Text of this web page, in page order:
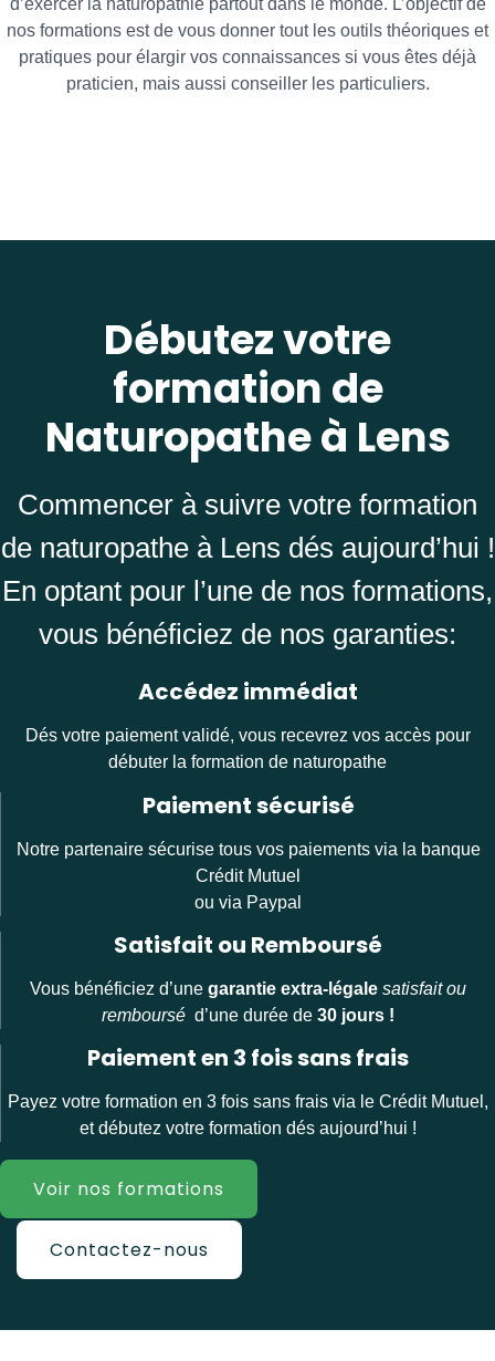
d’exercer la naturopathie partout dans le monde. L’objectif de
nos formations est de vous donner tout les outils théoriques et
pratiques pour élargir vos connaissances si vous êtes déjà
praticien, mais aussi conseiller les particuliers.
Débutez votre
formation de
Naturopathe à Lens
Commencer à suivre votre formation
de naturopathe à Lens dés aujourd’hui !
En optant pour l’une de nos formations,
vous bénéficiez de nos garanties:
Accédez immédiat
Dés votre paiement validé, vous recevrez vos accès pour
débuter la formation de naturopathe
Paiement sécurisé
Notre partenaire sécurise tous vos paiements via la banque
Crédit Mutuel
ou via Paypal
Satisfait ou Remboursé
Vous bénéficiez d’une garantie extra-légale satisfait ou
remboursé d’une durée de 30 jours !
Paiement en 3 fois sans frais
Payez votre formation en 3 fois sans frais via le Crédit Mutuel,
et débutez votre formation dés aujourd’hui !
Voir nos formations
Contactez-nous